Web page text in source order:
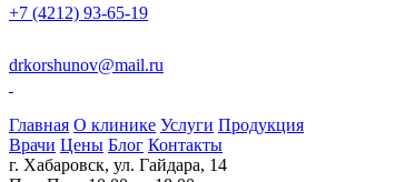
+7 (4212) 93-65-19
drkorshunov@mail.ru
Главная О клинике Услуги Продукция
Врачи Цены Блог Контакты
г. Хабаровск, ул. Гайдара, 14